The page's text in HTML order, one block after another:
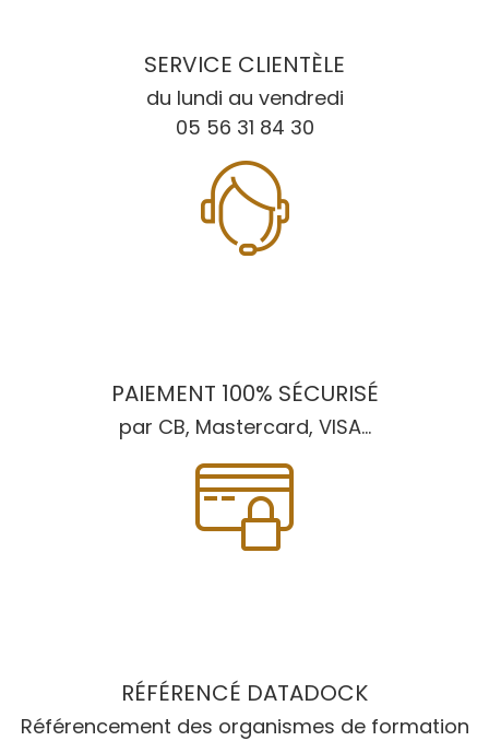
SERVICE CLIENTÈLE
du lundi au vendredi
05 56 31 84 30
PAIEMENT 100% SÉCURISÉ
par CB, Mastercard, VISA...
RÉFÉRENCÉ DATADOCK
Référencement des organismes de formation